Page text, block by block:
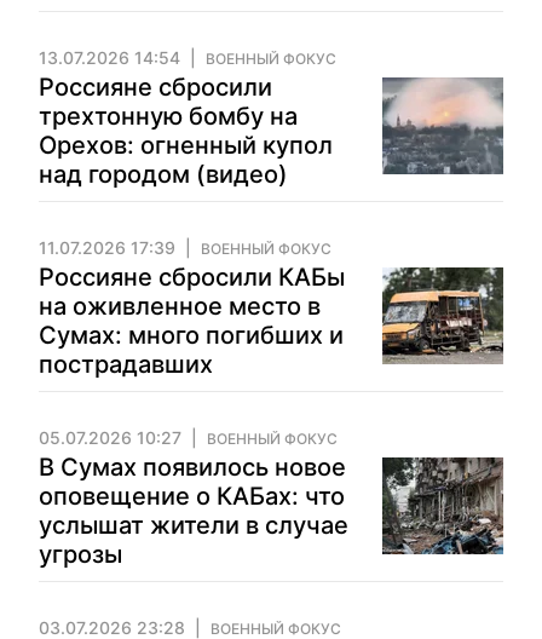
13.07.2026 14:54 ВОЕННЫЙ ФОКУС
Россияне сбросили
трехтонную бомбу на
Орехов: огненный купол
над городом (видео)
11.07.2026 17:39 ВОЕННЫЙ ФОКУС
Россияне сбросили КАБы
на оживленное место в
Сумах: много погибших и
пострадавших
05.07.2026 10:27 ВОЕННЫЙ ФОКУС
В Сумах появилось новое
оповещение о КАБах: что
услышат жители в случае
угрозы
03.07.2026 23:28 ВОЕННЫЙ ФОКУС